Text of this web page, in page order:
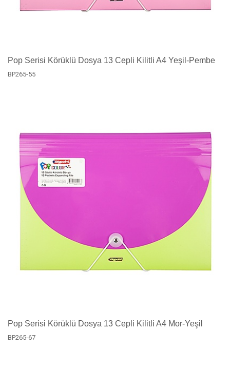
Pop Serisi Körüklü Dosya 13 Cepli Kilitli A4 Yeşil-Pembe
BP265-55
Pop Serisi Körüklü Dosya 13 Cepli Kilitli A4 Mor-Yeşil
BP265-67